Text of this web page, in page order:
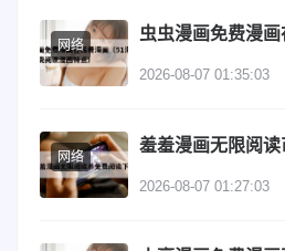
网络
2026-08-07 01:35:03
网络
羞羞漫画无限阅
2026-08-07 01:27:03